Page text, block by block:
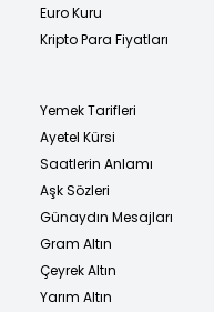
Euro Kuru
Kripto Para Fiyatları
Yemek Tarifleri
Ayetel Kürsi
Saatlerin Anlamı
Aşk Sözleri
Günaydın Mesajları
Gram Altın
Çeyrek Altın
Yarım Altın